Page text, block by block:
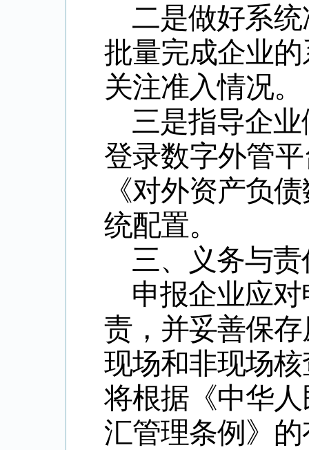
二是做好系
批量完成企业
关注准入情况。
三是指导企
登录数字外管
《对外资产负
统配置。
三、义务与责
申报企业应
责，并妥善保
现场和非现场
将根据《中华
汇管理条例》